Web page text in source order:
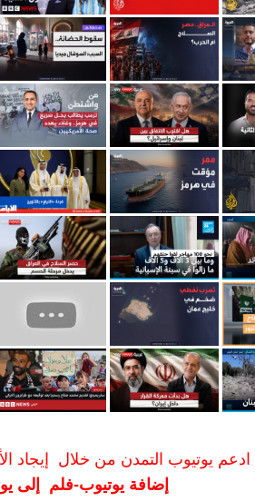
ادعم يوتيوب التمدن من خلال إيجاد
إضافة يوتيوب-فلم إلى